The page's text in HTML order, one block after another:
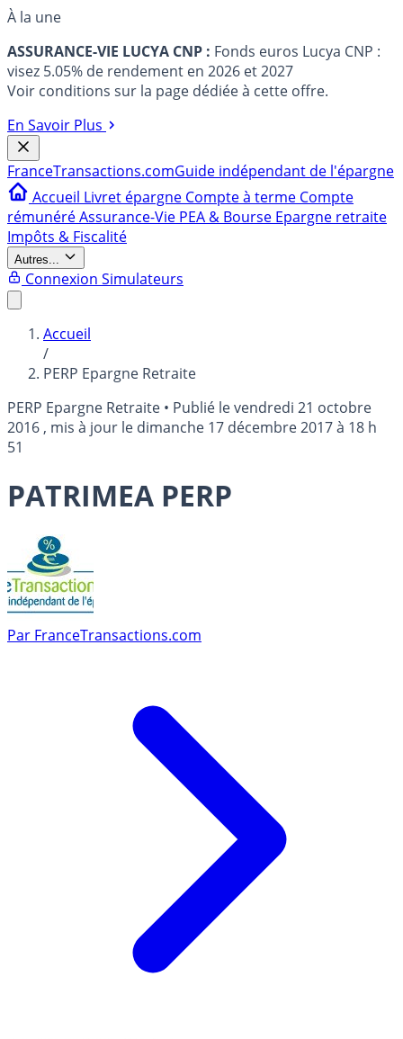
À la une
ASSURANCE-VIE LUCYA CNP : Fonds euros Lucya CNP :
visez 5.05% de rendement en 2026 et 2027
Voir conditions sur la page dédiée à cette offre.
En Savoir Plus
FranceTransactions.comGuide indépendant de l'épargne
Accueil Livret épargne Compte à terme Compte
rémunéréAssurance-Vie PEA & Bourse Epargne retraite
Impôts & Fiscalité
Autres...
Connexion Simulateurs
Accueil
/
PERP Epargne Retraite
PERP Epargne Retraite • Publié levendredi 21 octobre
2016 , mis à jour le dimanche 17 décembre 2017 à 18 h
51
PATRIMEA PERP
Par FranceTransactions.com